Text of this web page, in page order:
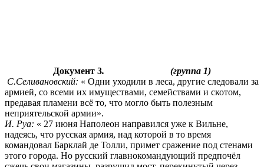
Документ 3.
(группа 1)
С.Селивановский: « Одни уходили в леса, другие следовали за
армией, со всеми их имуществами, семействами и скотом,
предавая пламени всё то, что могло быть полезным
неприятельской армии».
И. Руа: « 27 июня Наполеон направился уже к Вильне,
надеясь, что русская армия, над которой в то время
командовал Барклай де Толли, примет сражение под стенами
этого города. Но русский главнокомандующий предпочёл